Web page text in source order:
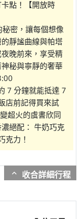
點！【開放時
秘密，讓每個想像
靜謐曲線與帕塔
晚前來，享受精
秘與寧靜的奢華
7 分鐘就能抵達 7
店前記得買來試
超火的虞書欣同
絕配： 牛奶巧克
克力！
expand_more